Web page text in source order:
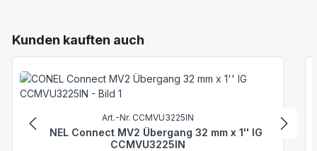
Produktgalerie überspringen
Kunden kauften auch
Art.-Nr. CCMVU3225IN
CONEL Connect MV2 Übergang 32 mm x 1'' IG
CCMVU3225IN